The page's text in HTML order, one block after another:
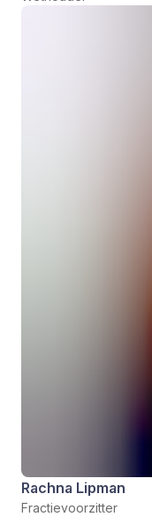
Rachna Lipman
Fractievoorzitter